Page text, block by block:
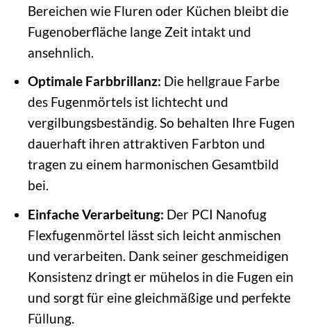
Bereichen wie Fluren oder Küchen bleibt die
Fugenoberfläche lange Zeit intakt und
ansehnlich.
Optimale Farbbrillanz: Die hellgraue Farbe
des Fugenmörtels ist lichtecht und
vergilbungsbeständig. So behalten Ihre Fugen
dauerhaft ihren attraktiven Farbton und
tragen zu einem harmonischen Gesamtbild
bei.
Einfache Verarbeitung: Der PCI Nanofug
Flexfugenmörtel lässt sich leicht anmischen
und verarbeiten. Dank seiner geschmeidigen
Konsistenz dringt er mühelos in die Fugen ein
und sorgt für eine gleichmäßige und perfekte
Füllung.